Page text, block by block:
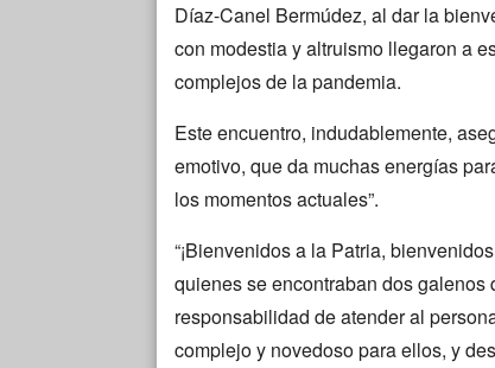
Díaz-Canel Bermúdez, al dar la
con modestia y altruismo llegaron a
complejos de la pandemia.
Este encuentro, indudablemente,
emotivo, que da muchas energías
los momentos actuales”.
“¡Bienvenidos a la Patria,
quienes se encontraban dos
responsabilidad de atender al
complejo y novedoso para ellos, y